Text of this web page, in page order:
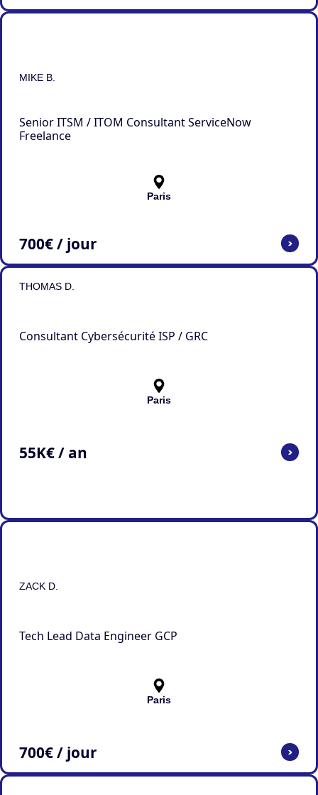
MIKE B.
Senior ITSM / ITOM Consultant ServiceNow
Freelance
Paris
700€ / jour >
THOMAS D.
Consultant Cybersécurité ISP / GRC
Paris
55K€ / an >
ZACK D.
Tech Lead Data Engineer GCP
Paris
700€ / jour >